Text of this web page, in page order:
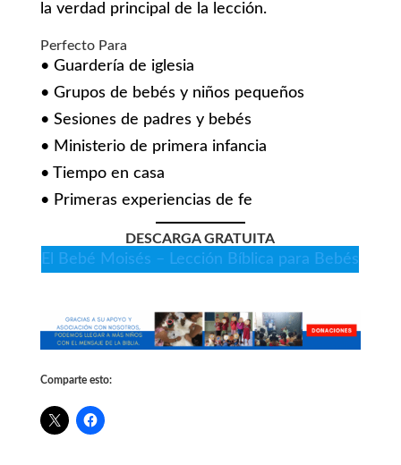
la verdad principal de la lección.
Perfecto Para
• Guardería de iglesia
• Grupos de bebés y niños pequeños
• Sesiones de padres y bebés
• Ministerio de primera infancia
• Tiempo en casa
• Primeras experiencias de fe
DESCARGA GRATUITA
El Bebé Moisés – Lección Bíblica para Bebés
Comparte esto: